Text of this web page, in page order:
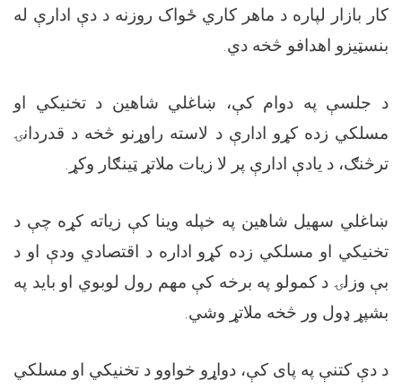
کار بازار لپاره د ماهر کاري ځواک روزنه د دې ادارې له
بنسټیزو اهدافو څخه دي.
د جلسې په دوام کې، ښاغلي شاهین د تخنیکي او
مسلکي زده کړو ادارې د لاسته راوړنو څخه د قدردانۍ
ترڅنګ، د یادې ادارې پر لا زیات ملاتړ ټینګار وکړ.
ښاغلي سهیل شاهین په خپله وینا کې زیاته کړه چې د
تخنیکي او مسلکي زده کړو اداره د اقتصادي ودې او د
بې وزلۍ د کمولو په برخه کې مهم رول لوبوي او باید په
بشپړ ډول ور څخه ملاتړ وشي.
د دې کتنې په پای کې، دواړو خواوو د تخنیکي او مسلکي